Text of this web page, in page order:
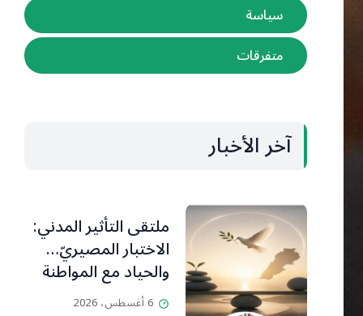
سياسة
متفرقات
آخر الأخبار
ملتقى التأثير المدني:
الاختبار المصيريّ…
والحياد مع المواطنة
بوصلة
6 أغسطس، 2026